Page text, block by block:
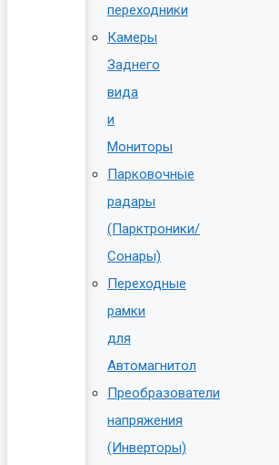
переходники
Камеры
Заднего
вида
и
Мониторы
Парковочные
радары
(Парктроники/
Сонары)
Переходные
рамки
для
Автомагнитол
Преобразователи
напряжения
(Инверторы)